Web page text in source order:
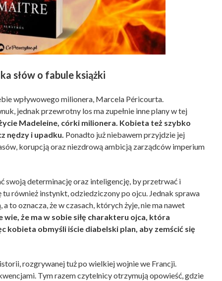
słów o fabule książki
wpływowego milionera, Marcela Péricourta.
jednak przewrotny los ma zupełnie inne plany w tej
Madeleine, córki milionera. Kobieta też szybko
nędzy i upadku. Ponadto już niebawem przyjdzie jej
korupcją oraz niezdrową ambicją zarządców imperium
swoją determinację oraz inteligencję, by przetrwać i
również instynkt, odziedziczony po ojcu. Jednak sprawa
to oznacza, że w czasach, których żyje, nie ma nawet
wie, że ma w sobie siłę charakteru ojca, która
kobieta obmyśli iście diabelski plan, aby zemścić się
rozgrywanej tuż po wielkiej wojnie we Francji.
Tym razem czytelnicy otrzymują opowieść, gdzie